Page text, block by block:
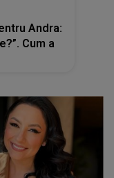
Andra:
Cum a